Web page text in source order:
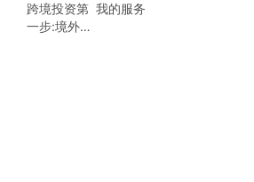
跨境投资第
一步:境外
我的服务